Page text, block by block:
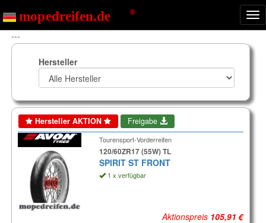
---
Hersteller
Hersteller AKTION Freigabe
Tourensport-Vorderreifen
120/60ZR17 (55W) TL
SPIRIT ST FRONT
1 x verfügbar
Aktionspreis